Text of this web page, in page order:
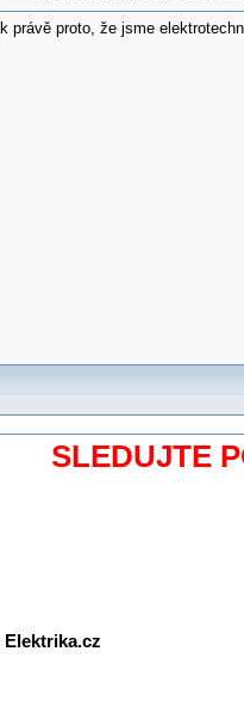
právě proto, že jsme
SLEDUJTE